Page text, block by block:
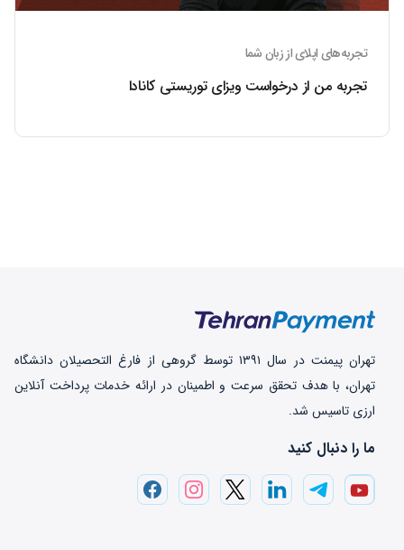
تجربه‌های اپلای از زبان شما
تجربه من از درخواست ویزای توریستی کانادا
تهران‌ پیمنت در سال ۱۳۹۱ توسط گروهی از فارغ التحصیلان دانشگاه
تهران، با هدف تحقق سرعت و اطمینان در ارائه خدمات پرداخت‌ آنلاین
ارزی تاسیس شد.
ما را دنبال کنید